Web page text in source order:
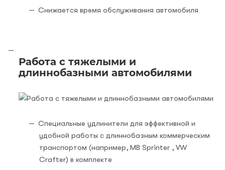
Снижается время обслуживания автомобиля
Работа с тяжелыми и
длиннобазными автомобилями
Специальные удлинители для эффективной и
удобной работы с длиннобазным коммерческим
транспортом (например, MB Sprinter , VW
Crafter) в комплекте